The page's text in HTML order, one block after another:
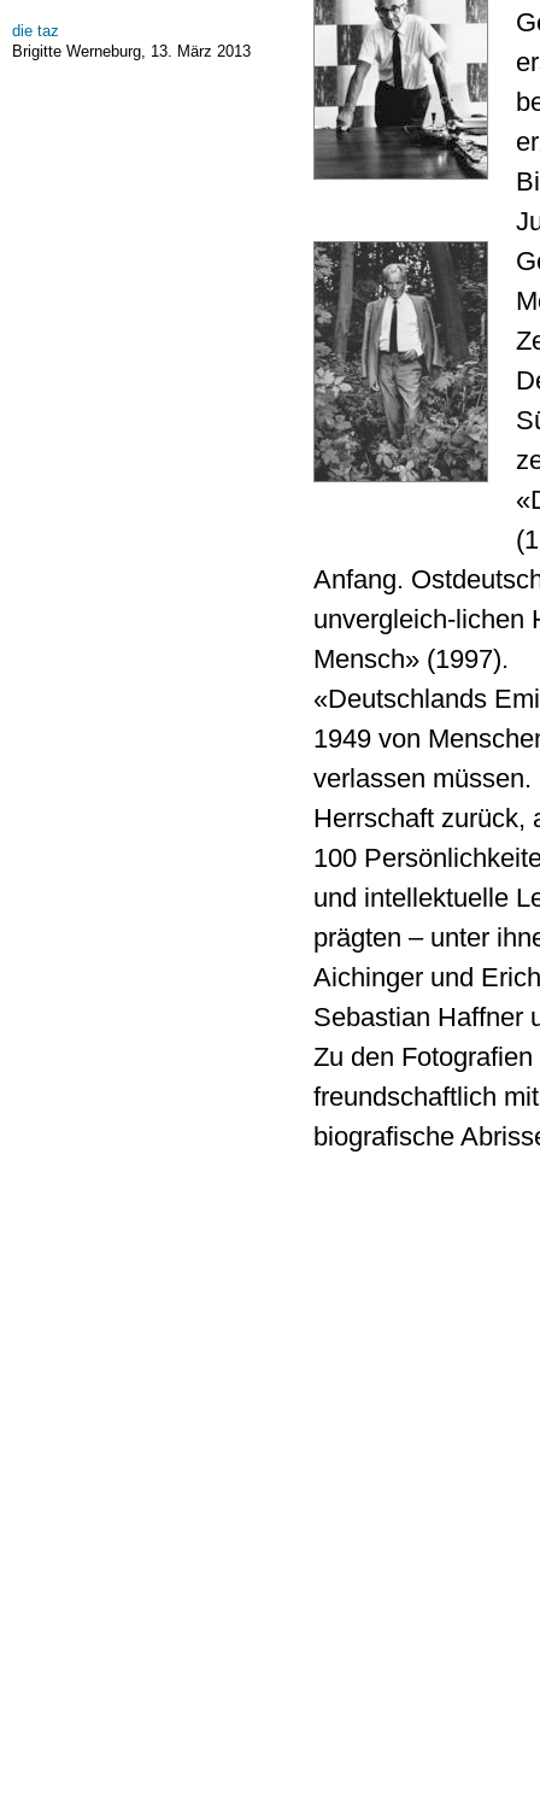
die taz
Brigitte Werneburg, 13. März 2013
Anfang.
unvergleich-lichen
Mensch» (1997).
«Deutschlands
1949 von
verlassen
Herrschaft zurück,
100
und intellektuelle
prägten – unter
Aichinger und
Sebastian Haffner
Zu den
freundschaftlich
biografische